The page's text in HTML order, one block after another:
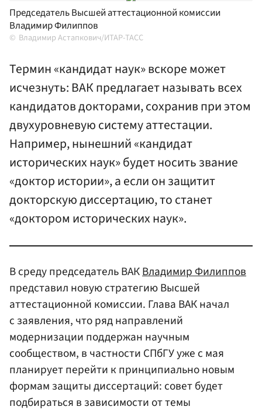
Председатель Высшей аттестационной комиссии
Владимир Филиппов
Владимир Астапкович/ИТАР-ТАСС
Термин «кандидат наук» вскоре может
исчезнуть: ВАК предлагает называть всех
кандидатов докторами, сохранив при этом
двухуровневую систему аттестации.
Например, нынешний «кандидат
исторических наук» будет носить звание
«доктор истории», а если он защитит
докторскую диссертацию, то станет
«доктором исторических наук».
В среду председатель ВАКВладимир Филиппов
представил новую стратегию Высшей
аттестационной комиссии. Глава ВАК начал
с заявления, что ряд направлений
модернизации поддержан научным
сообществом, в частности СПбГУ уже с мая
планирует перейти к принципиально новым
формам защиты диссертаций: совет будет
подбираться в зависимости от темы